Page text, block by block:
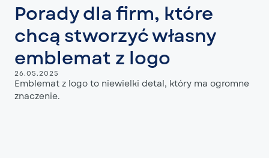
Porady dla firm, które
chcą stworzyć własny
emblemat z logo
26.05.2025
Emblemat z logo to niewielki detal, który ma ogromne
znaczenie.